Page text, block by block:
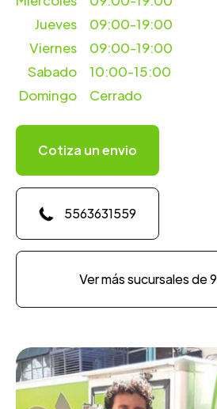
Jueves
09:00-19:00
Viernes
09:00-19:00
Sabado
10:00-15:00
Domingo
Cerrado
Cotiza un envio
5563631559
Ver más sucursales de